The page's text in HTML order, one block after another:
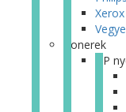
Tonerek
HP